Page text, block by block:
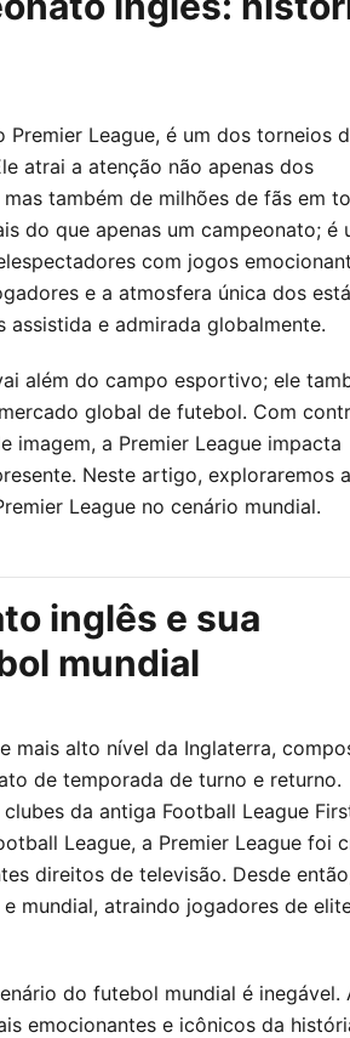
League, é um dos torneios
atrai a atenção não apenas dos
também de milhões de fãs em
do que apenas um campeonato; é
com jogos
e a atmosfera única dos
e admirada globalmente.
além do campo esportivo; ele
global de futebol. Com
imagem, a Premier League impacta
Neste artigo, exploraremos a
League no cenário mundial.
inglês e sua
mundial
mais alto nível da Inglaterra,
de temporada de turno e returno.
da antiga Football League
League, a Premier League foi
direitos de televisão. Desde
mundial, atraindo jogadores de
do futebol mundial é inegável.
emocionantes e icônicos da